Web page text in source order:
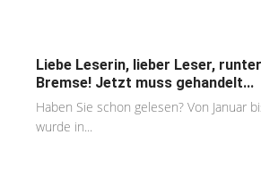
Liebe Leserin, lieber Leser,
Bremse! Jetzt muss gehandelt...
Haben Sie schon gelesen? Von Januar
wurde in...